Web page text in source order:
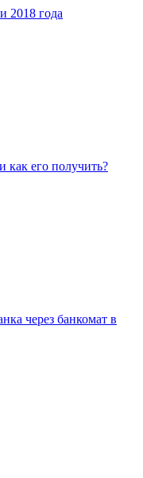
2018 года
как его получить?
через банкомат в